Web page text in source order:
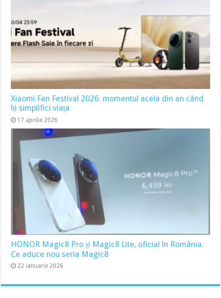
Xiaomi Fan Festival 2026: momentul acela din an când
îți simplifici viața
17 aprilie 2026
HONOR Magic8 Pro și Magic8 Lite, oficial în România.
Ce aduce nou seria Magic8
22 ianuarie 2026